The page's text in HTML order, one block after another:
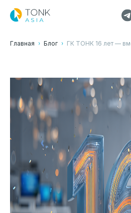
Главная Блог ГК ТОНК 16 лет —
компактности до
23.10